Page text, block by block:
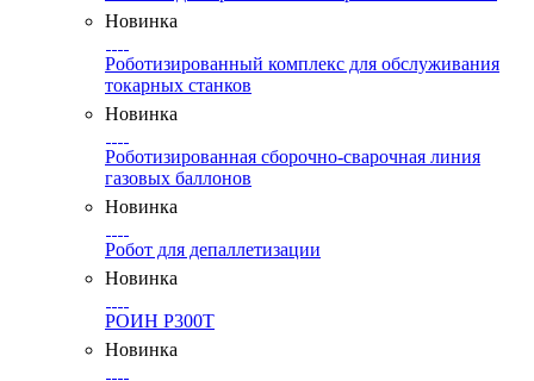
Новинка
Роботизированный комплекс для обслуживания
токарных станков
Новинка
Роботизированная сборочно-сварочная линия
газовых баллонов
Новинка
Робот для депаллетизации
Новинка
РОИН Р300Т
Новинка